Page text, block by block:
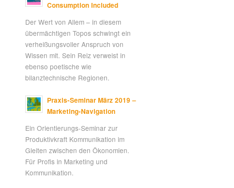
Consumption Included
Der Wert von Allem – in diesem
übermächtigen Topos schwingt ein
verheißungsvoller Anspruch von
Wissen mit. Sein Reiz verweist in
ebenso poetische wie
bilanztechnische Regionen.
Praxis-Seminar März 2019 –
Marketing-Navigation
Ein Orientierungs-Seminar zur
Produktivkraft Kommunikation im
Gleiten zwischen den Ökonomien.
Für Profis in Marketing und
Kommunikation.